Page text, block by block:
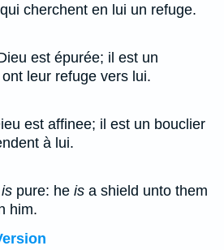
cherchent en lui un refuge.
est épurée; il est un
leur refuge vers lui.
est affinee; il est un bouclier
à lui.
is pure: he is a shield unto them
him.